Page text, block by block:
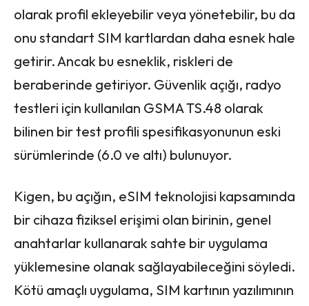
olarak profil ekleyebilir veya yönetebilir, bu da
onu standart SIM kartlardan daha esnek hale
getirir. Ancak bu esneklik, riskleri de
beraberinde getiriyor. Güvenlik açığı, radyo
testleri için kullanılan GSMA TS.48 olarak
bilinen bir test profili spesifikasyonunun eski
sürümlerinde (6.0 ve altı) bulunuyor.
Kigen, bu açığın, eSIM teknolojisi kapsamında
bir cihaza fiziksel erişimi olan birinin, genel
anahtarlar kullanarak sahte bir uygulama
yüklemesine olanak sağlayabileceğini söyledi.
Kötü amaçlı uygulama, SIM kartının yazılımının